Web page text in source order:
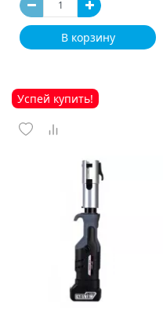
В корзину
Успей купить!